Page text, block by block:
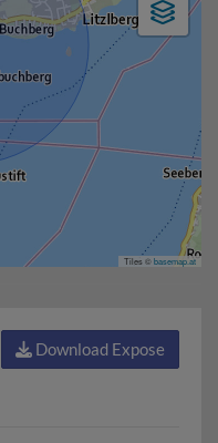
Tiles ©basemap.at
Download Expose